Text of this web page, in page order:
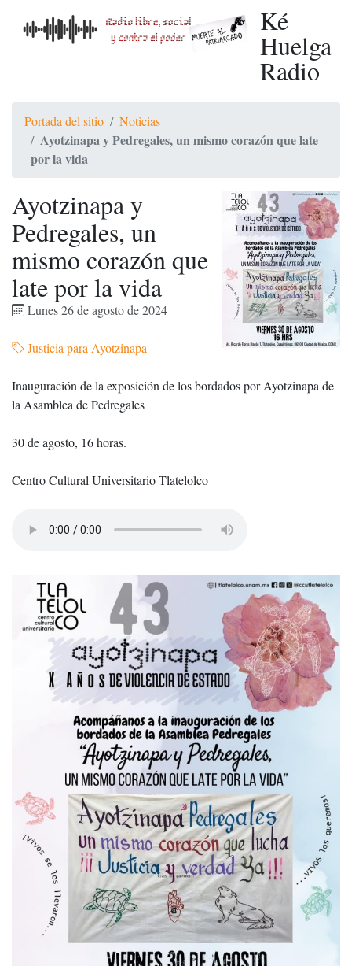
Ké
Huelga
Radio
Portada del sitio Noticias
Ayotzinapa y Pedregales, un mismo corazón que late
por la vida
Ayotzinapa y
Pedregales, un
mismo corazón que
late por la vida
Lunes 26 de agosto de 2024
Justicia para Ayotzinapa
Inauguración de la exposición de los bordados por Ayotzinapa de
la Asamblea de Pedregales
30 de agosto, 16 horas.
Centro Cultural Universitario Tlatelolco